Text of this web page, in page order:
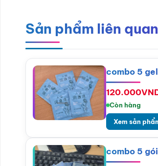
Sản phẩm liên quan
combo 5
120.000
Còn hàng
Xem sản
combo 5